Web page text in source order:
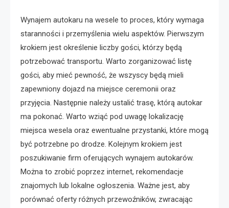
Wynajem autokaru na wesele to proces, który wymaga
staranności i przemyślenia wielu aspektów. Pierwszym
krokiem jest określenie liczby gości, którzy będą
potrzebować transportu. Warto zorganizować listę
gości, aby mieć pewność, że wszyscy będą mieli
zapewniony dojazd na miejsce ceremonii oraz
przyjęcia. Następnie należy ustalić trasę, którą autokar
ma pokonać. Warto wziąć pod uwagę lokalizację
miejsca wesela oraz ewentualne przystanki, które mogą
być potrzebne po drodze. Kolejnym krokiem jest
poszukiwanie firm oferujących wynajem autokarów.
Można to zrobić poprzez internet, rekomendacje
znajomych lub lokalne ogłoszenia. Ważne jest, aby
porównać oferty różnych przewoźników, zwracając